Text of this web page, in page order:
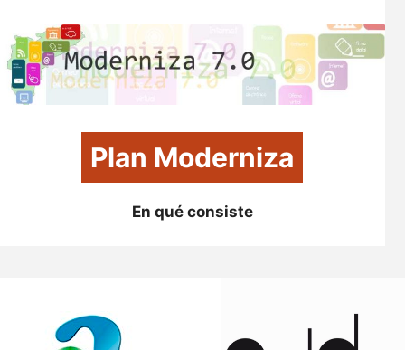
Plan Moderniza
En qué consiste